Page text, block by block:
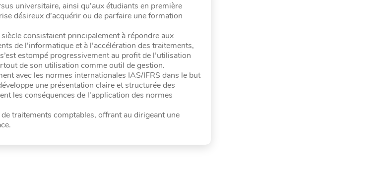
universitaire, ainsi qu’aux étudiants en première
désireux d’acquérir ou de parfaire une formation
consistaient principalement à répondre aux
de l’informatique et à l’accélération des traitements,
estompé progressivement au profit de l’utilisation
de son utilisation comme outil de gestion.
avec les normes internationales IAS/IFRS dans le but
une présentation claire et structurée des
les conséquences de l’application des normes
traitements comptables, offrant au dirigeant une